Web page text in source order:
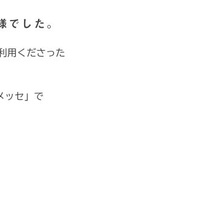
でした。
用くださった
ッセ」で